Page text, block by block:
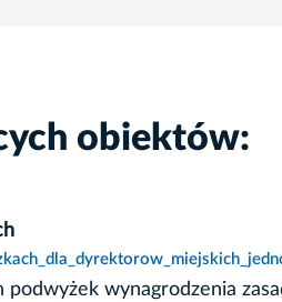
obiektów:
wynagrodzenia